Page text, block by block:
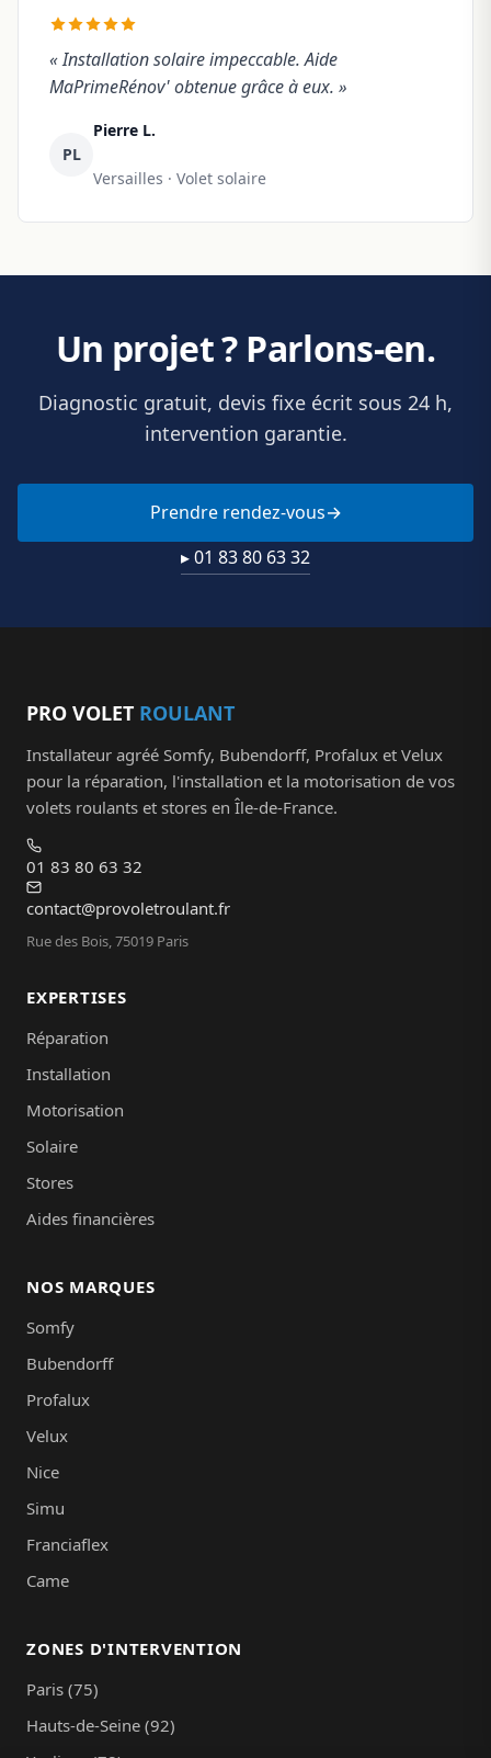
« Installation solaire impeccable. Aide
MaPrimeRénov' obtenue grâce à eux. »
PL
Pierre L.
Versailles · Volet solaire
Un projet ? Parlons-en.
Diagnostic gratuit, devis fixe écrit sous 24 h,
intervention garantie.
Prendre rendez-vous
▸ 01 83 80 63 32
PRO VOLET ROULANT
Installateur agréé Somfy, Bubendorff, Profalux et Velux
pour la réparation, l'installation et la motorisation de vos
volets roulants et stores en Île-de-France.
01 83 80 63 32
contact@provoletroulant.fr
Rue des Bois, 75019 Paris
EXPERTISES
Réparation
Installation
Motorisation
Solaire
Stores
Aides financières
NOS MARQUES
Somfy
Bubendorff
Profalux
Velux
Nice
Simu
Franciaflex
Came
ZONES D'INTERVENTION
Paris (75)
Hauts-de-Seine (92)